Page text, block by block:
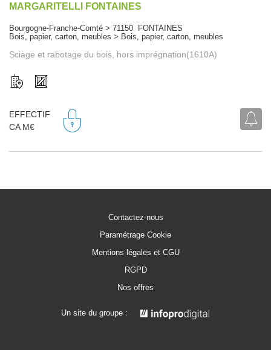
MARGARITELLI FONTAINES
Bourgogne-Franche-Comté > 71150 FONTAINES
Bois, papier, carton, meubles > Bois, papier, carton, meubles
Sciage et rabotage du bois, hors imprégnation(1610A)
EFFECTIF
CA M€
Contactez-nous
Paramétrage Cookie
Mentions légales et CGU
RGPD
Nos offres
Un site du groupe :